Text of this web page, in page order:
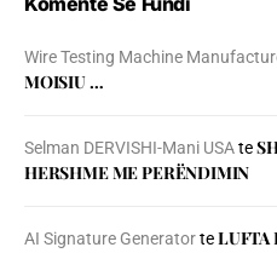
Wire Testing Machine
MOISIU …
Selman DERVISHI-Mani USAte
HERSHME ME PERËNDIMIN
AI Signature GeneratorteLUFTA